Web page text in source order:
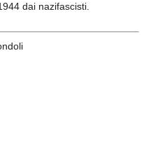
dai nazifascisti.